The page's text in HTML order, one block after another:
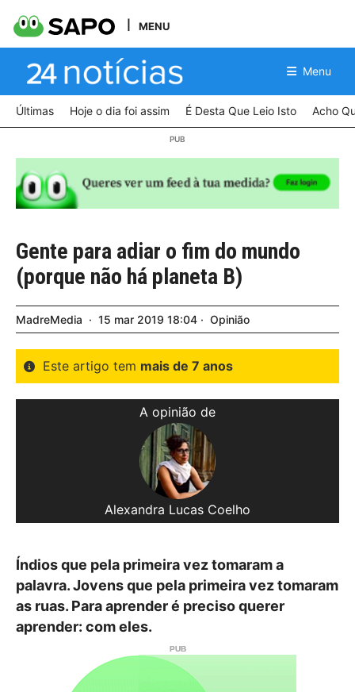
MENU
Menu
Últimas Hoje o dia foi assim É Desta Que Leio Isto Acho
Gente para adiar o fim do mundo
(porque não há planeta B)
MadreMedia 15 mar 2019 18:04 Opinião
Este artigo tem mais de 7 anos
A opinião de
Alexandra Lucas Coelho
Índios que pela primeira vez tomaram a
palavra. Jovens que pela primeira vez tomaram
as ruas. Para aprender é preciso querer
aprender: com eles.